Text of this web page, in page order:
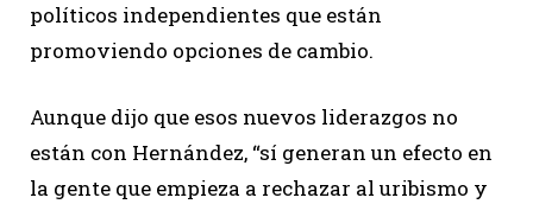
políticos independientes que están
promoviendo opciones de cambio.
Aunque dijo que esos nuevos liderazgos no
están con Hernández, “sí generan un efecto en
la gente que empieza a rechazar al uribismo y